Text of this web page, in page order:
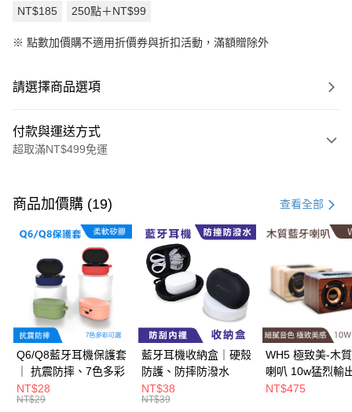
NT$185 250點＋NT$99
※ 點數加價購不適用折價券與折扣活動，滿額贈除外
請選擇商品選項
付款與運送方式
超取滿NT$499免運
信用卡一次付款
超商取貨付款
LINE Pay
Apple Pay
街口支付
悠遊付
Google Pay
ATM付款
商品加價購 (19) 查看全部
Q6/Q8藍牙耳機保護套
｜ 抗震防摔、7色多彩
NT$28
NT$29
藍牙耳機收納盒｜硬殼
防護、防摔防潑水
NT$38
NT$39
WH5 極致美-木
喇叭 10w猛烈輸
質細膩、串聯播
NT$475